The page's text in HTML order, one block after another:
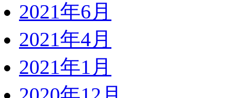
2021年6月
2021年4月
2021年1月